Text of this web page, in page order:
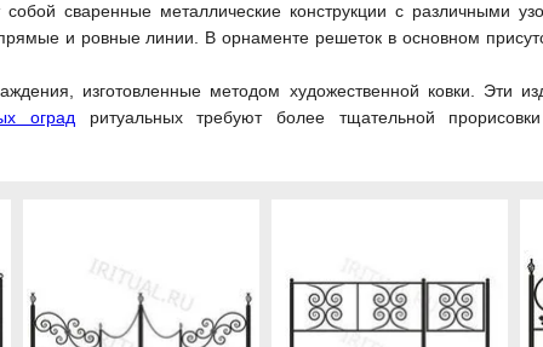
сваренные металлические конструкции с различными
и ровные линии. В орнаменте решеток в основном
изготовленные методом художественной ковки.
оград ритуальных требуют более тщательной